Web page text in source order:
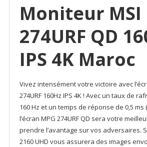
0.5ms
RAPIDMoniteur MSI
274URF QD
IPS 4K Maroc
Vivez intensément votre victoire avec
274URF 160Hz IPS 4K ! Avec un taux de
160 Hz et un temps de réponse de 0,5 ms
l’écran MPG 274URF QD sera votre
prendre l’avantage sur vos adversaires.
2160 UHD vous assurera des images